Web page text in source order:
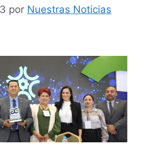
por Nuestras Noticias